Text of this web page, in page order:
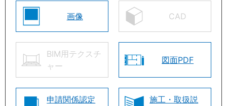
画像 CAD
BIM用テクスチ
ャー
図面PDF
申請関係認定
施工・取扱説